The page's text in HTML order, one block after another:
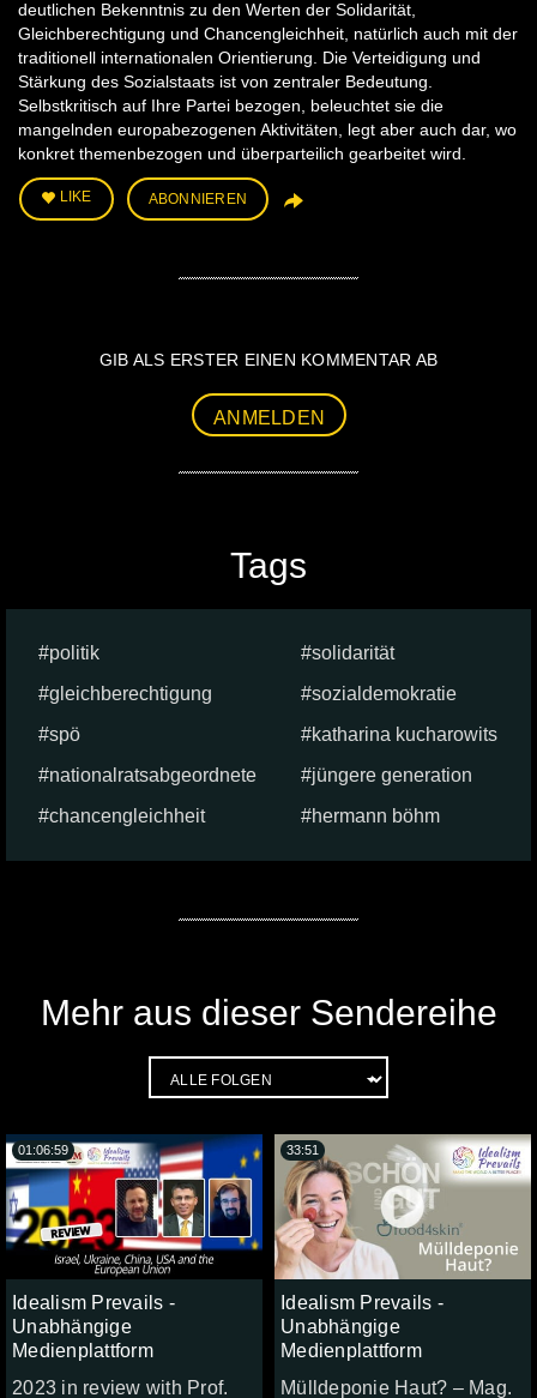
deutlichen Bekenntnis zu den Werten der Solidarität,
Gleichberechtigung und Chancengleichheit, natürlich auch mit der
traditionell internationalen Orientierung. Die Verteidigung und
Stärkung des Sozialstaats ist von zentraler Bedeutung.
Selbstkritisch auf Ihre Partei bezogen, beleuchtet sie die
mangelnden europabezogenen Aktivitäten, legt aber auch dar, wo
konkret themenbezogen und überparteilich gearbeitet wird.
LIKE ABONNIEREN
GIB ALS ERSTER EINEN KOMMENTAR AB
ANMELDEN
Tags
politik
solidarität
gleichberechtigung
sozialdemokratie
spö
katharina kucharowits
nationalratsabgeordnete
jüngere generation
chancengleichheit
hermann böhm
Mehr aus dieser Sendereihe
Idealism Prevails -
Unabhängige
Medienplattform
2023 in review with Prof.
01:06:59
Idealism Prevails -
Unabhängige
Medienplattform
Mülldeponie Haut? – Mag.
33:51